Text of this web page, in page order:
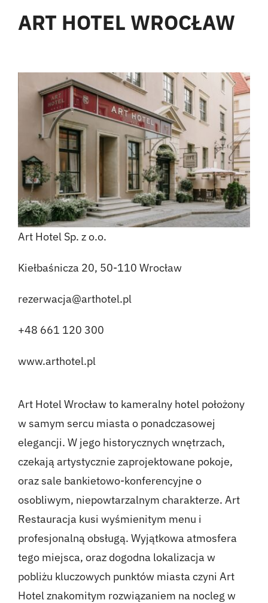
ART HOTEL WROCŁAW
Art Hotel Sp. z o.o.
Kiełbaśnicza 20, 50-110 Wrocław
rezerwacja@arthotel.pl
+48 661 120 300
www.arthotel.pl
Art Hotel Wrocław to kameralny hotel położony
w samym sercu miasta o ponadczasowej
elegancji. W jego historycznych wnętrzach,
czekają artystycznie zaprojektowane pokoje,
oraz sale bankietowo-konferencyjne o
osobliwym, niepowtarzalnym charakterze. Art
Restauracja kusi wyśmienitym menu i
profesjonalną obsługą. Wyjątkowa atmosfera
tego miejsca, oraz dogodna lokalizacja w
pobliżu kluczowych punktów miasta czyni Art
Hotel znakomitym rozwiązaniem na nocleg w